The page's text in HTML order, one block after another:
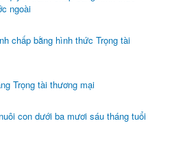
ngoài
chấp bằng hình thức Trọng tài
Trọng tài thương mại
con dưới ba mươi sáu tháng tuổi